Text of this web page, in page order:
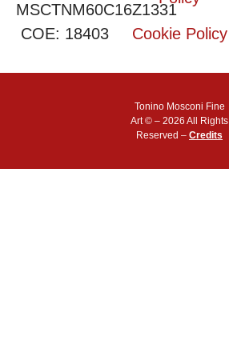
MSCTNM60C16Z1331
COE: 18403
Cookie Policy
Tonino Mosconi Fine
Art © – 2026 All Rights
Reserved – Credits